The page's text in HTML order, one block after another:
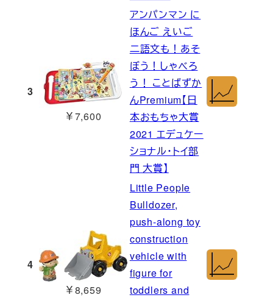
3
￥7,600
アンパンマン に
ほんご えいご
二語文も！あそ
ぼう！しゃべろ
う！ ことばずか
んPremium【日
本おもちゃ大賞
2021 エデュケー
ショナル・トイ部
門 大賞】
4
￥8,659
Little People
Bulldozer,
push-along toy
construction
vehicle with
figure for
toddlers and